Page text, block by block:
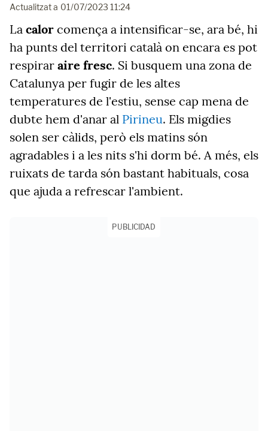
Actualitzat a 01/07/2023 11:24
La calor comença a intensificar-se, ara bé, hi
ha punts del territori català on encara es pot
respirar aire fresc. Si busquem una zona de
Catalunya per fugir de les altes
temperatures de l'estiu, sense cap mena de
dubte hem d'anar al Pirineu. Els migdies
solen ser càlids, però els matins són
agradables i a les nits s'hi dorm bé. A més, els
ruixats de tarda són bastant habituals, cosa
que ajuda a refrescar l'ambient.
PUBLICIDAD